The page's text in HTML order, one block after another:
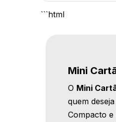
```html
Mini
O Mini
quem
Compacto